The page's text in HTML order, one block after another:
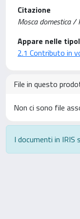
Citazione
Mosca domestica /
Appare nelle
2.1 Contributo in
File in questo
Non ci sono file
I documenti in